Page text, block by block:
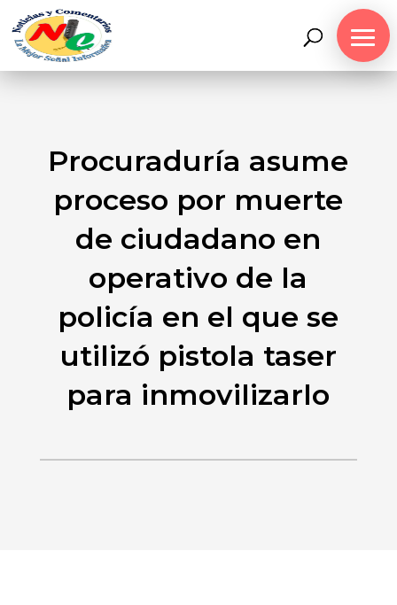
Procuraduría asume
proceso por muerte
de ciudadano en
operativo de la
policía en el que se
utilizó pistola taser
para inmovilizarlo